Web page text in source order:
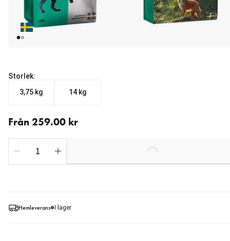
Hemleverans I lager
Storlek:
3,75 kg
14 kg
Från 259.00 kr
Loading...